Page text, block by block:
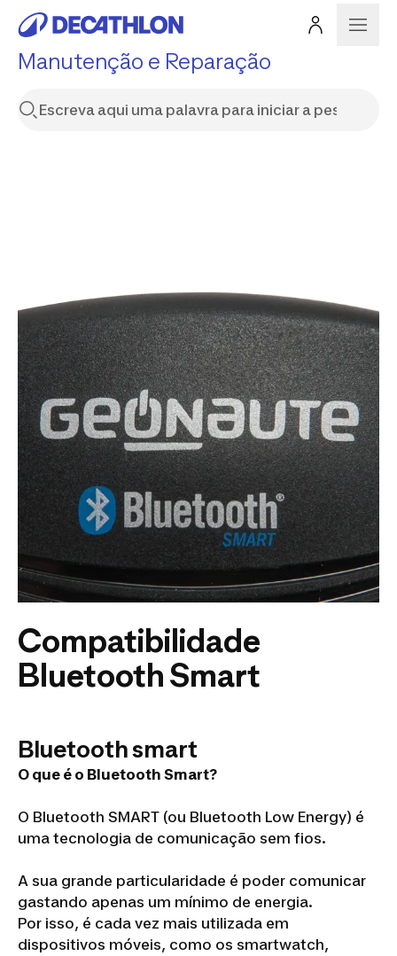
Manutenção e Reparação
Compatibilidade
Bluetooth Smart
Bluetooth smart
O que é o Bluetooth Smart?
O Bluetooth SMART (ou Bluetooth Low Energy) é
uma tecnologia de comunicação sem fios.
A sua grande particularidade é poder comunicar
gastando apenas um mínimo de energia.
Por isso, é cada vez mais utilizada em
dispositivos móveis, como os smartwatch,